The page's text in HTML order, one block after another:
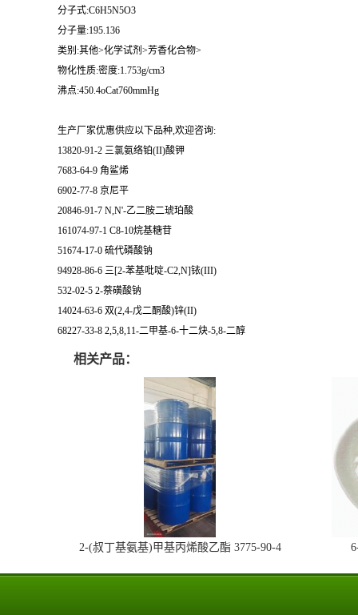
分子式:C6H5N5O3
分子量:195.136
类别:其他>化学试剂>芳香化合物>
物化性质:密度:1.753g/cm3
沸点:450.4oCat760mmHg
生产厂家优惠供应以下品种,欢迎咨询:
13820-91-2 三氯氨络铂(II)酸钾
7683-64-9 角鲨烯
6902-77-8 京尼平
20846-91-7 N,N'-乙二胺二琥珀酸
161074-97-1 C8-10烷基糖苷
51674-17-0 硫代磷酸钠
94928-86-6 三[2-苯基吡啶-C2,N]铱(III)
532-02-5 2-萘磺酸钠
14024-63-6 双(2,4-戊二酮酸)锌(II)
68227-33-8 2,5,8,11-二甲基-6-十二炔-5,8-二醇
相关产品：
2-(叔丁基氨基)甲基丙烯酸乙酯 3775-90-4